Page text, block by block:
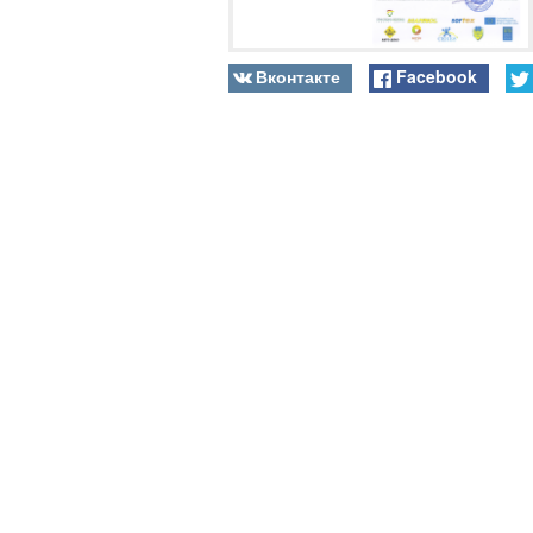
Вконтакте Facebook